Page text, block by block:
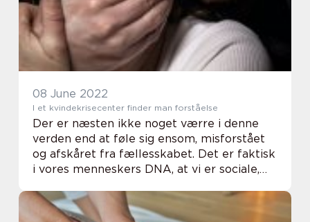
08 June 2022
I et kvindekrisecenter finder man forståelse
Der er næsten ikke noget værre i denne
verden end at føle sig ensom, misforstået
og afskåret fra fællesskabet. Det er faktisk
i vores menneskers DNA, at vi er sociale,
overleve, men desværre er den gruppe
ikke alt...